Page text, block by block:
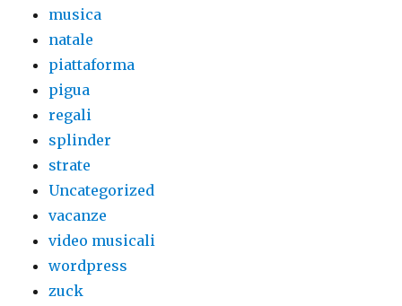
musica
natale
piattaforma
pigua
regali
splinder
strate
Uncategorized
vacanze
video musicali
wordpress
zuck